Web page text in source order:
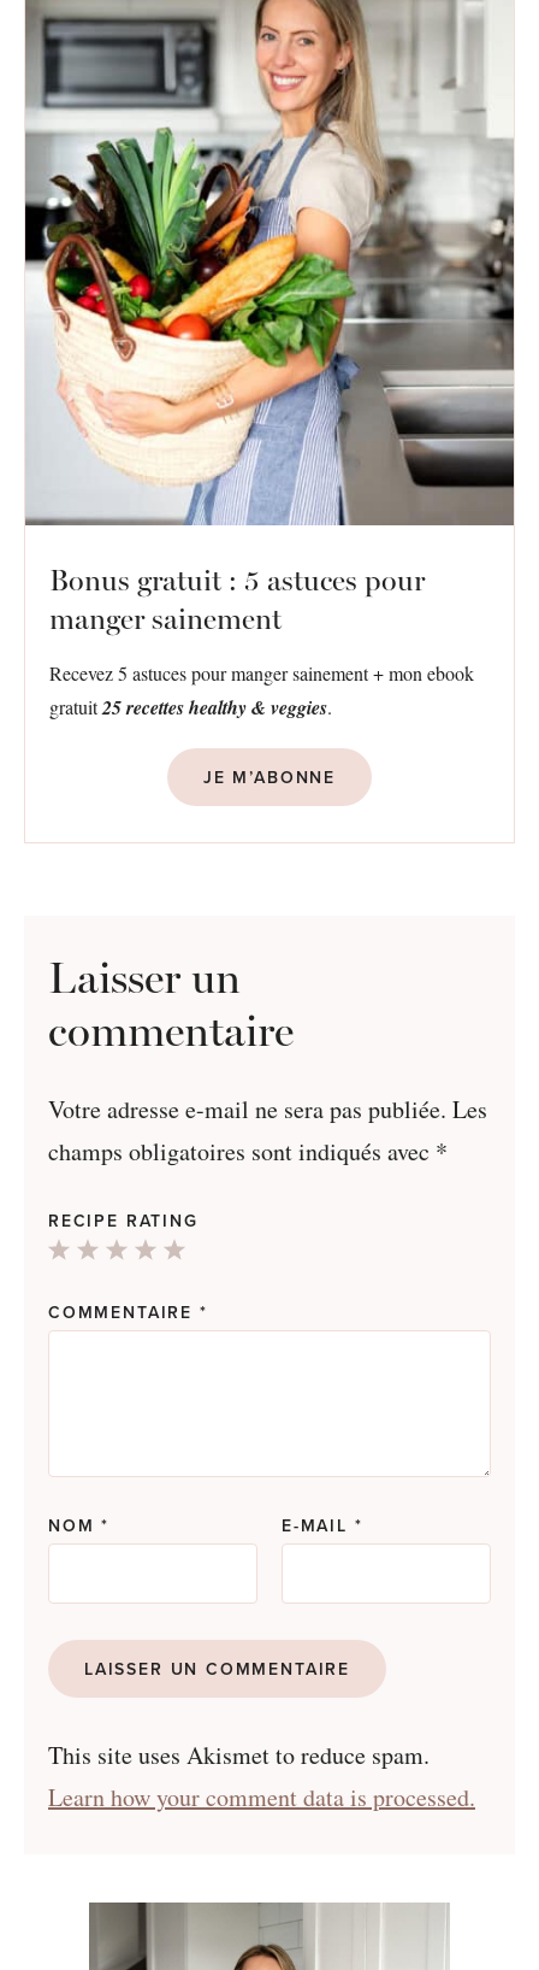
Bonus gratuit : 5 astuces pour
manger sainement
Recevez 5 astuces pour manger sainement + mon ebook
gratuit25 recettes healthy & veggies.
JE M’ABONNE
Laisser un
commentaire
Votre adresse e-mail ne sera pas publiée. Les
champs obligatoires sont indiqués avec *
RECIPE RATING
4
3
2
1
COMMENTAIRE *
NOM* E-MAIL *
This site uses Akismet to reduce spam.
Learn how your comment data is processed.